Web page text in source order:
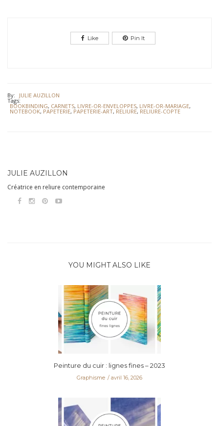
Like Pin It
By: JULIE AUZILLON
Tags:
BOOKBINDING, CARNETS, LIVRE-OR-ENVELOPPES, LIVRE-OR-MARIAGE,
NOTEBOOK, PAPETERIE, PAPETERIE-ART, RELIURE, RELIURE-COPTE
JULIE AUZILLON
Créatrice en reliure contemporaine
YOU MIGHT ALSO LIKE
Peinture du cuir : lignes fines – 2023
Graphisme avril 16, 2026